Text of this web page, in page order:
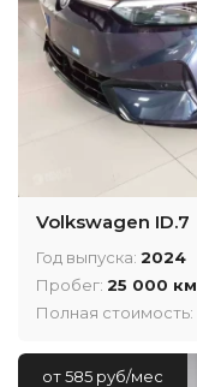
Volkswagen ID.7
Год выпуска: 2024
Пробег: 25 000 км
Полная стоимость:
от 585 руб/мес